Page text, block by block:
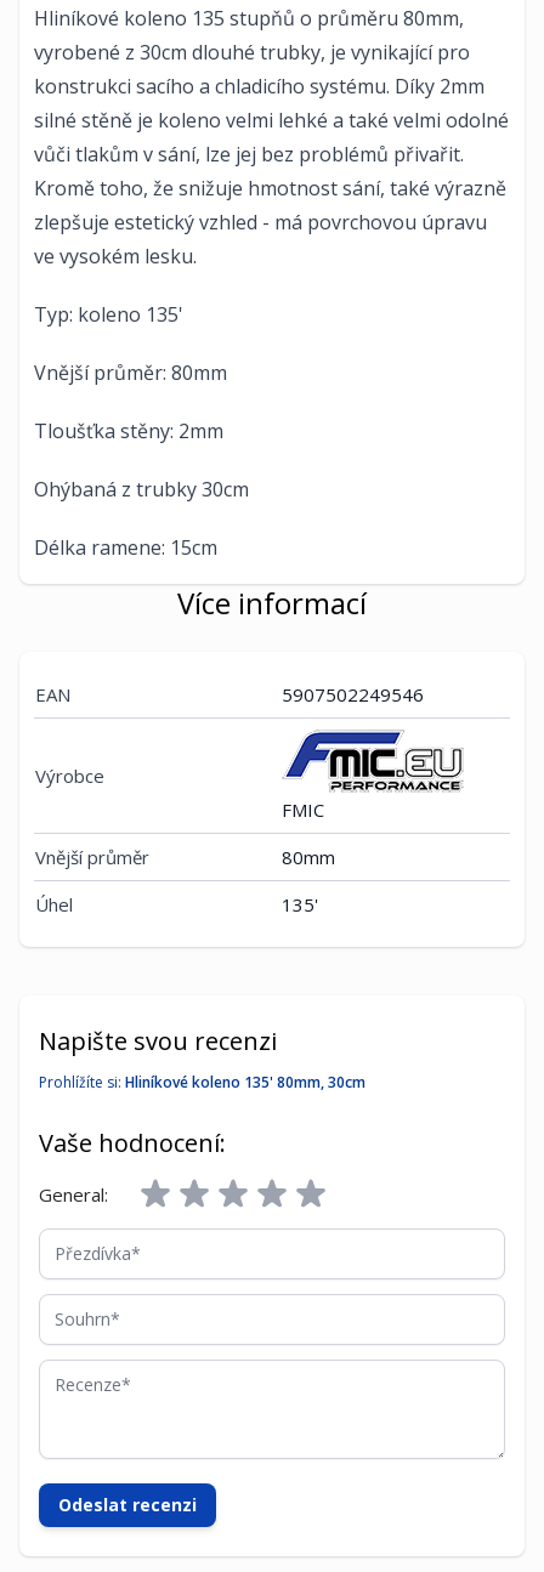
Hliníkové koleno 135 stupňů o průměru 80mm,
vyrobené z 30cm dlouhé trubky, je vynikající pro
konstrukci sacího a chladicího systému. Díky 2mm
silné stěně je koleno velmi lehké a také velmi odolné
vůči tlakům v sání, lze jej bez problémů přivařit.
Kromě toho, že snižuje hmotnost sání, také výrazně
zlepšuje estetický vzhled - má povrchovou úpravu
ve vysokém lesku.
Typ: koleno 135'
Vnější průměr: 80mm
Tloušťka stěny: 2mm
Ohýbaná z trubky 30cm
Délka ramene: 15cm
Více informací
EAN 5907502249546
Výrobce
FMIC
Vnější průměr
80mm
Úhel
135'
Napište svou recenzi
Prohlížíte si: Hliníkové koleno 135' 80mm, 30cm
Vaše hodnocení:
General:
Přezdívka
Souhrn
Recenze
Odeslat recenzi